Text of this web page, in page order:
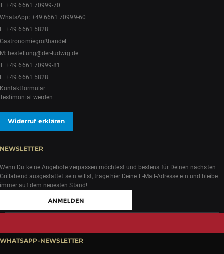
T:+49 6661 70999-70
WhatsApp: +49 6661 70999-60
F: +49 6661 5828
Gastronomiegroßhandel:
M: bestellung@der-ludwig.de
T:+49 6661 70999-81
F: +49 6661 5828
Kontaktformular
Testimonial werden
Widerruf erklären
NEWSLETTER
Wenn Du keine Angebote verpassen möchtest und bestens für Deinen nächsten
Grillabend ausgestattet sein willst, trage hier Deine E-Mail-Adresse ein und bleibe
immer auf dem neuesten Stand!
WHATSAPP-NEWSLETTER